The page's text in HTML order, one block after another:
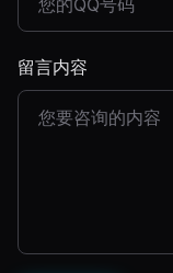
留言内容